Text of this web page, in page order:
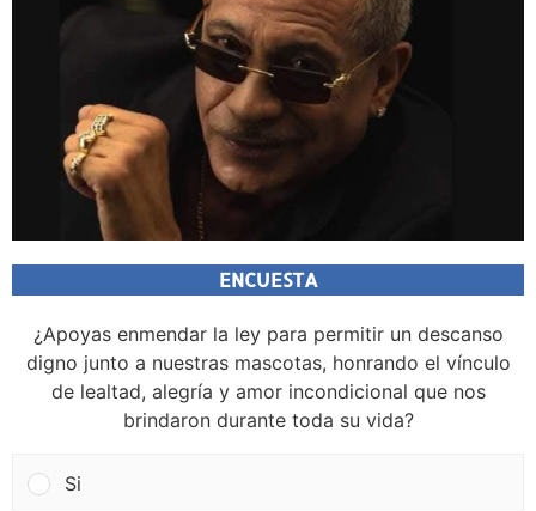
ENCUESTA
¿Apoyas enmendar la ley para permitir un descanso
digno junto a nuestras mascotas, honrando el vínculo
de lealtad, alegría y amor incondicional que nos
brindaron durante toda su vida?
Si